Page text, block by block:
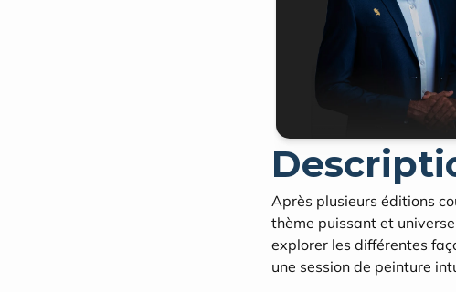
Après plusieurs éditions
thème puissant et
explorer les différentes
une session de peinture